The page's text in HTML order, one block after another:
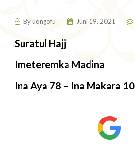
Byuongofu Juni 19, 2021
Suratul Hajj
Imeteremka Madina
Ina Aya 78 – Ina Makara 10